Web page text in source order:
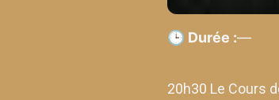
🕒 Durée :—
20h30 Le Cours